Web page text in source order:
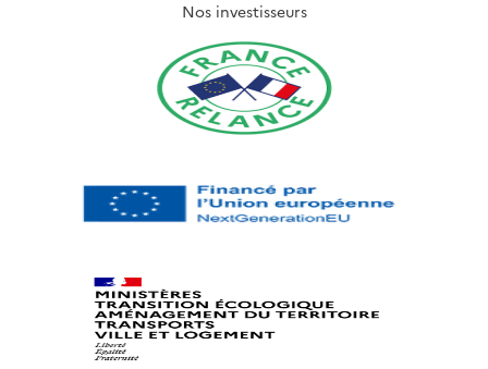
Nos investisseurs